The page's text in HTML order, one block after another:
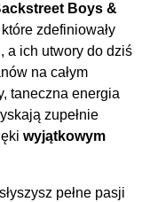
Boys &
zdefiniowały
a ich utwory do dziś
na całym
taneczna energia
zupełnie
wyjątkowym
pełne pasji